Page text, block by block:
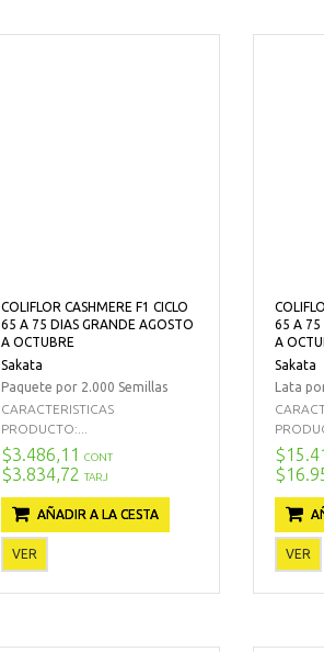
COLIFLOR CASHMERE F1 CICLO
65 A 75 DIAS GRANDE AGOSTO
A OCTUBRE
Sakata
Paquete por 2.000 Semillas
CARACTERISTICAS
PRODUCTO:...
$3.486,11 CONT
$3.834,72 TARJ
AÑADIR A LA CESTA
VER
65 A 75
A
Sakata
Lata
VER